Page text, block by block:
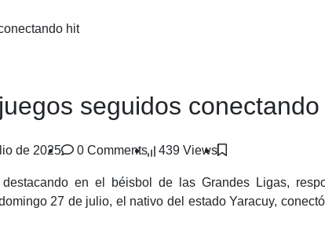
hit
seguidos
de 2025 0 Comments 439 Views
en el béisbol de las Grandes Ligas,
27 de julio, el nativo del estado Yaracuy,